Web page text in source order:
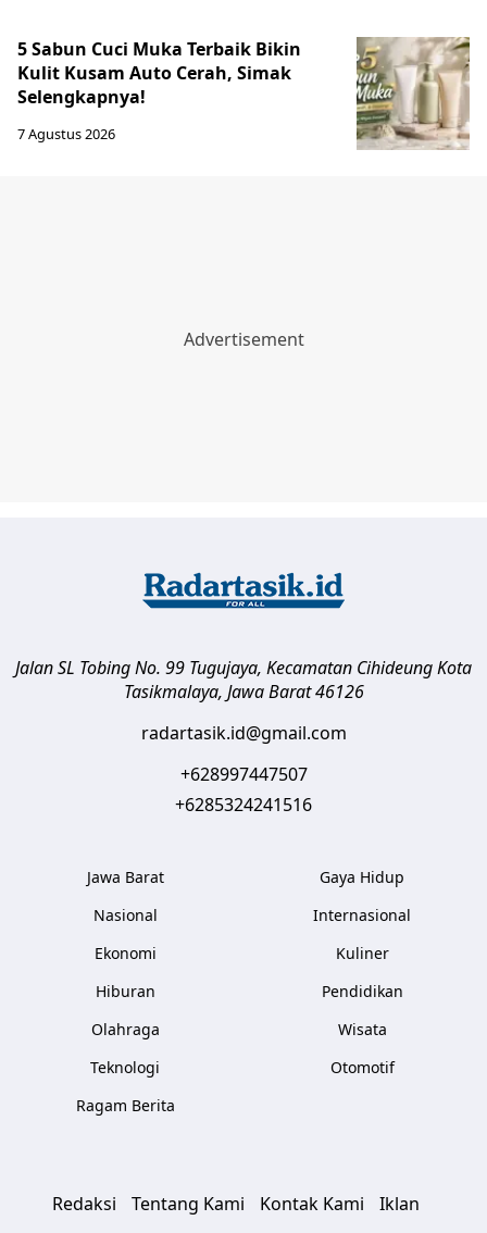
5 Sabun Cuci Muka Terbaik Bikin
Kulit Kusam Auto Cerah, Simak
Selengkapnya!
7 Agustus 2026
Jalan SL Tobing No. 99 Tugujaya, Kecamatan CihideungKota
Tasikmalaya, Jawa Barat 46126
radartasik.id@gmail.com
+628997447507
+6285324241516
Jawa Barat
Nasional
Ekonomi
Hiburan
Olahraga
Teknologi
Ragam Berita
Gaya Hidup
Internasional
Kuliner
Pendidikan
Wisata
Otomotif
Redaksi Tentang Kami Kontak Kami
Iklan